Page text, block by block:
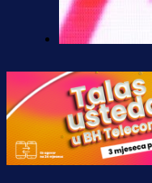
Željo
krenuo
Grbavici!